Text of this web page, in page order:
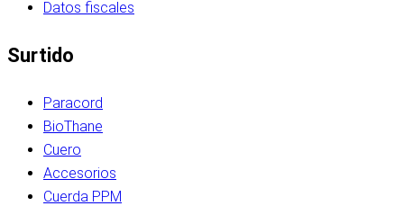
Datos fiscales
Surtido
Paracord
BioThane
Cuero
Accesorios
Cuerda PPM